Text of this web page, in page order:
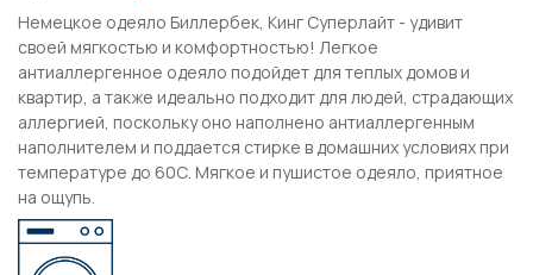
Немецкое одеяло Биллербек, Кинг Суперлайт - удивит
своей мягкостью и комфортностью! Легкое
антиаллергенное одеяло подойдет для теплых домов и
квартир, а также идеально подходит для людей, страдающих
аллергией, поскольку оно наполнено антиаллергенным
наполнителем и поддается стирке в домашних условиях при
температуре до 60С. Мягкое и пушистое одеяло, приятное
на ощупь.